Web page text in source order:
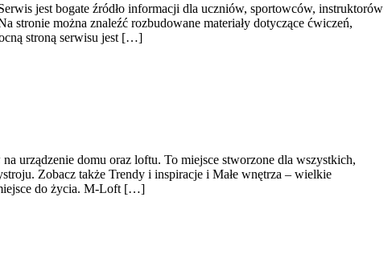
jest bogate źródło informacji dla uczniów, sportowców, instruktorów
można znaleźć rozbudowane materiały dotyczące ćwiczeń,
stroną serwisu jest […]
urządzenie domu oraz loftu. To miejsce stworzone dla wszystkich,
Zobacz także Trendy i inspiracje i Małe wnętrza – wielkie
do życia. M-Loft […]